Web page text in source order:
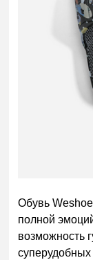
Обувь
полной
возможность